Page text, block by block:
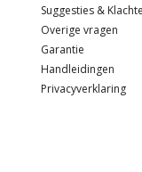
Suggesties &
Overige vragen
Garantie
Handleidingen
Privacyverklaring